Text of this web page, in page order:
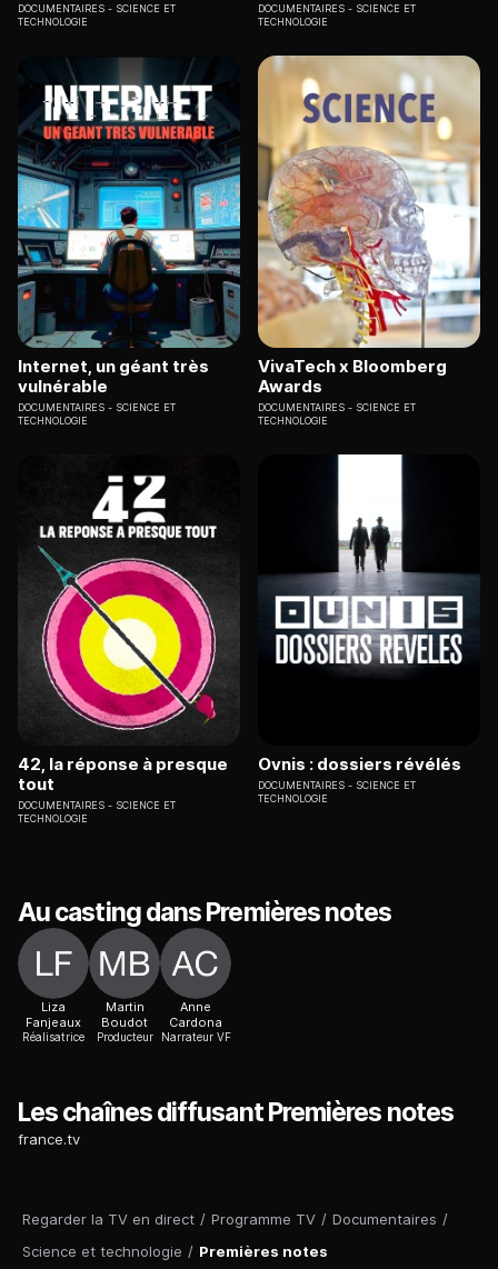
Regarder la TV en direct / Programme TV / Documentaires /
Science et technologie / Premières notes
DOCUMENTAIRES
SCIENCE ET
TECHNOLOGIE
DOCUMENTAIRES
SCIENCE ET
TECHNOLOGIE
Internet, un géant très
vulnérable
DOCUMENTAIRES
SCIENCE ET
TECHNOLOGIE
VivaTech x Bloomberg
Awards
DOCUMENTAIRES
SCIENCE ET
TECHNOLOGIE
42, la réponse à presque
tout
DOCUMENTAIRES
SCIENCE ET
TECHNOLOGIE
Ovnis : dossiers révélés
DOCUMENTAIRES
SCIENCE ET
TECHNOLOGIE
Au casting dans Premières notes
Liza
Fanjeaux
Réalisatrice
Martin
Boudot
Producteur
Anne
Cardona
Narrateur VF
Les chaînes diffusant Premières notes
france.tv